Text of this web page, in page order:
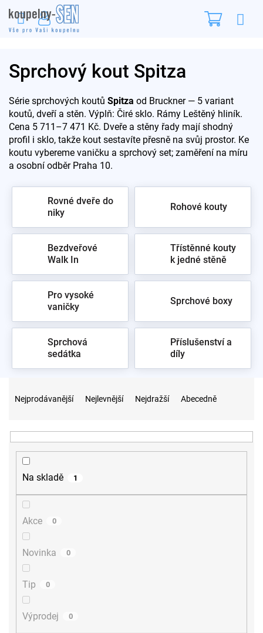
na
obsah
Sprchový kout Spitza
Série sprchových koutů Spitza od Bruckner — 5 variant
koutů, dveří a stěn. Výplň: Čiré sklo. Rámy Leštěný hliník.
Cena 5 711–7 471 Kč. Dveře a stěny řady mají shodný
profil i sklo, takže kout sestavíte přesně na svůj prostor. Ke
koutu vybereme vaničku a sprchový set; zaměření na míru
a osobní odběr Praha 10.
Rovné dveře do
niky
Rohové kouty
Bezdveřové
Walk In
Třístěnné kouty
k jedné stěně
Pro vysoké
vaničky
Sprchové boxy
Sprchová
sedátka
Příslušenství a
díly
n
Nejprodávanější Nejlevnější Nejdražší Abecedně
Na skladě 1
Akce 0
Novinka 0
Tip 0
Výprodej 0